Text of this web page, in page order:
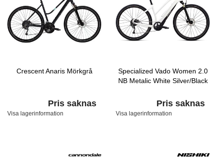
Crescent Anaris Mörkgrå
Pris saknas
Visa lagerinformation
Specialized Vado Women 2.0
NB Metalic White Silver/Black
Pris saknas
Visa lagerinformation